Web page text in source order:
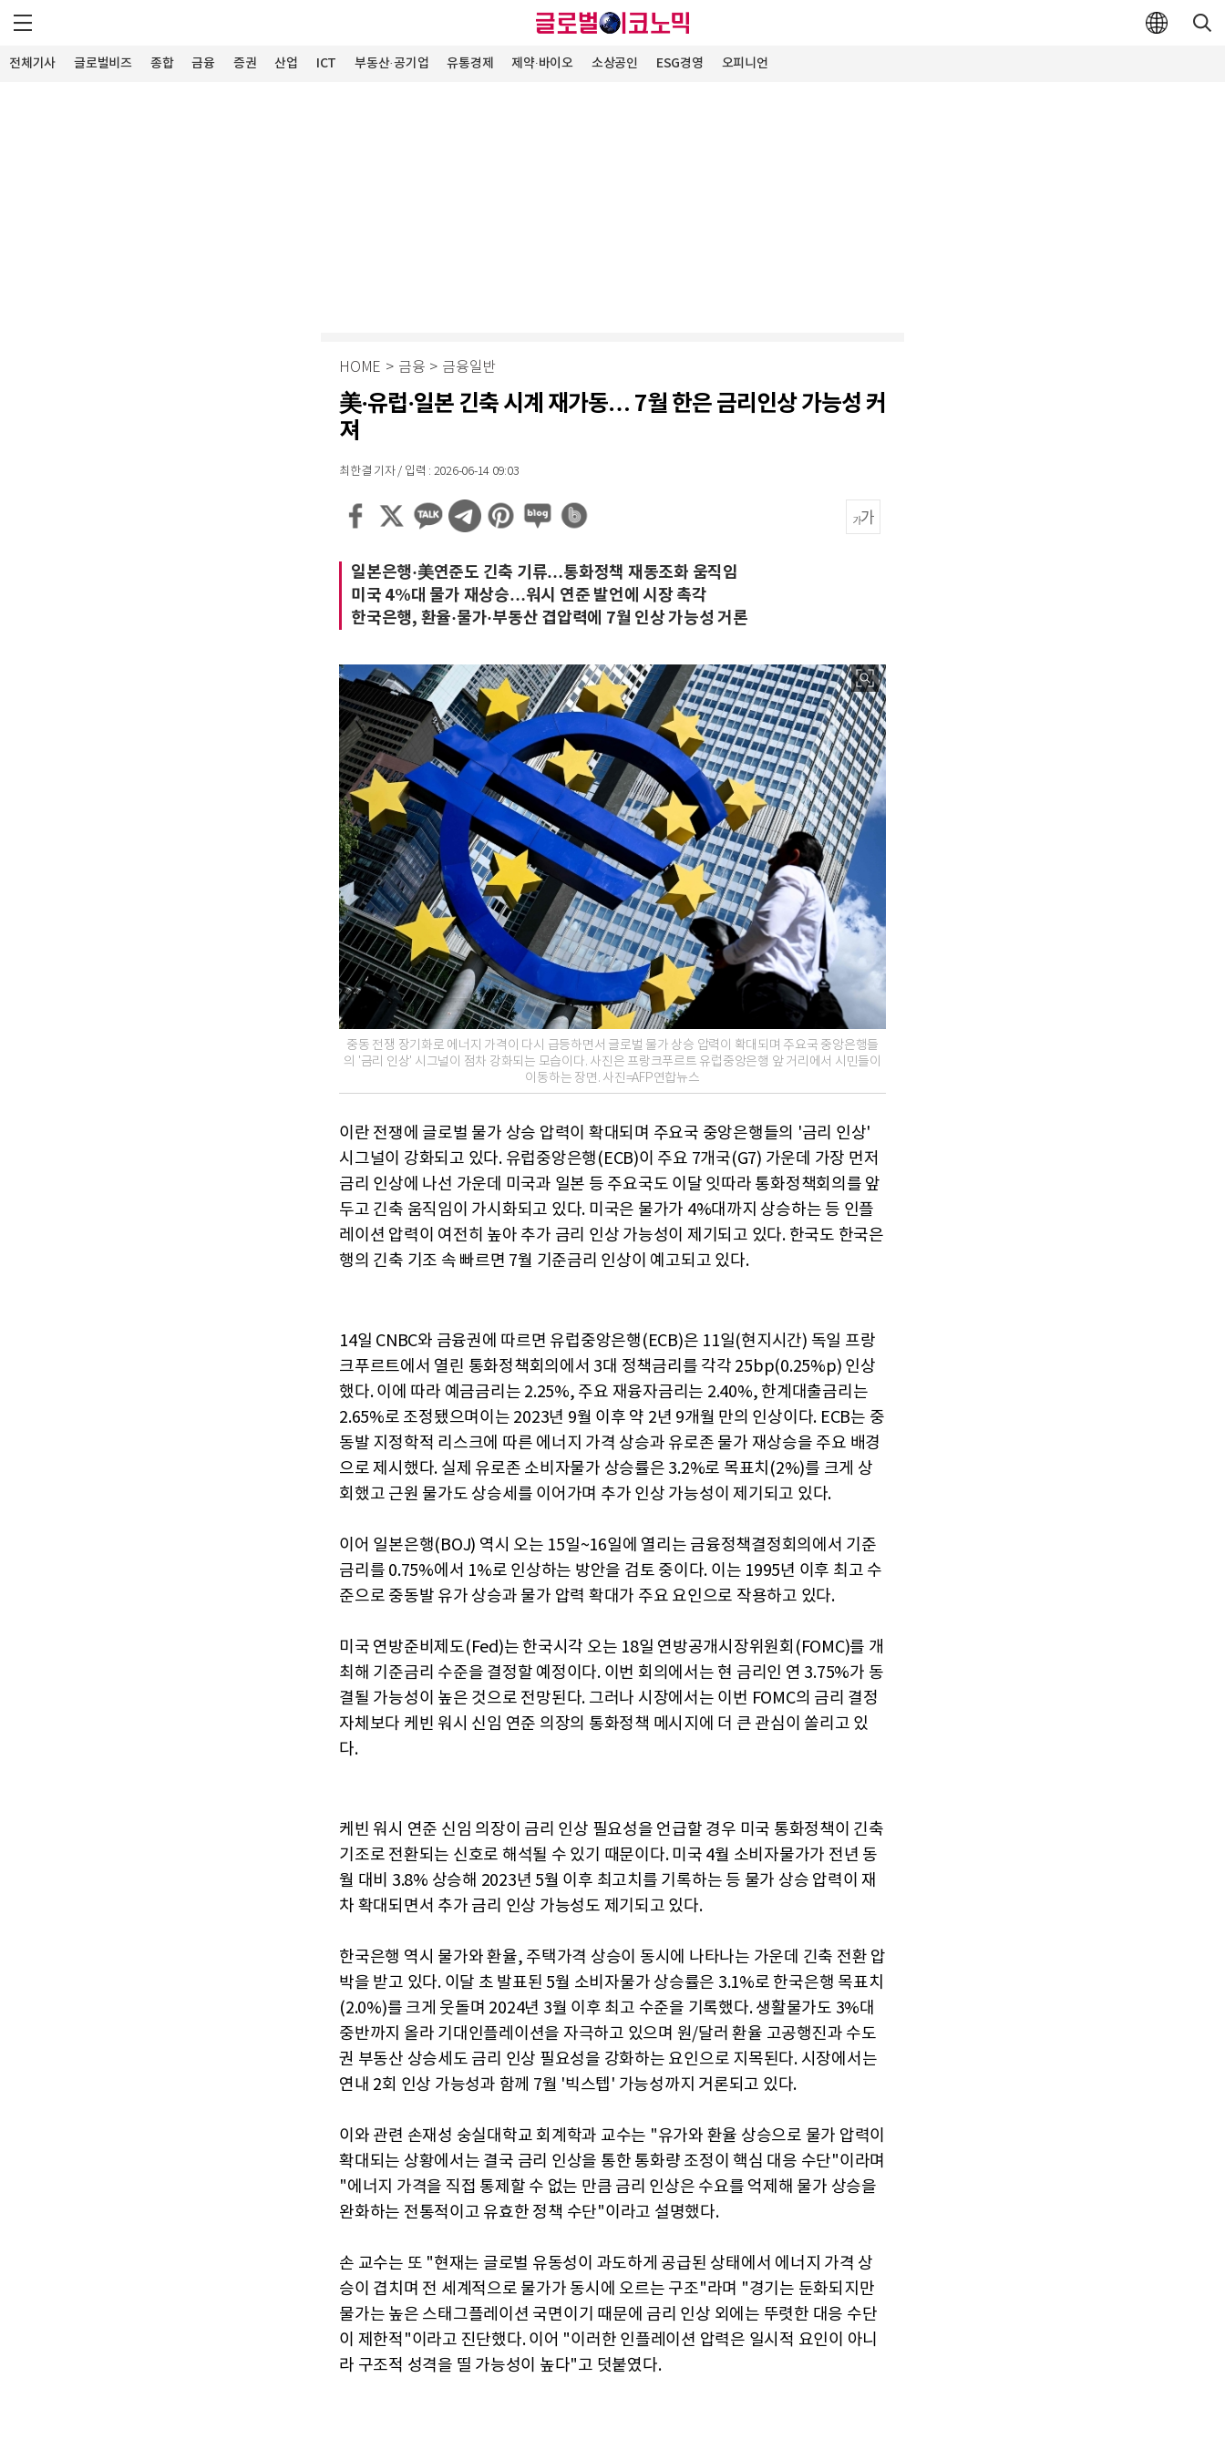
전체기사 글로벌비즈 종합 금융 증권 산업 ICT 부동산·공기업 유통경제 제약∙바이오 소상공인 ESG경영 오피니언
HOME > 금융 > 금융일반
美·유럽·일본 긴축 시계 재가동… 7월 한은 금리인상 가능성 커
져
최한결 기자 / 입력 : 2026-06-14 09:03
일본은행·美연준도 긴축 기류…통화정책 재동조화 움직임
미국 4%대 물가 재상승…워시 연준 발언에 시장 촉각
한국은행, 환율·물가·부동산 겹압력에 7월 인상 가능성 거론
중동 전쟁 장기화로 에너지 가격이 다시 급등하면서 글로벌 물가 상승 압력이 확대되며 주요국 중앙은행들
의 '금리 인상' 시그널이 점차 강화되는 모습이다. 사진은 프랑크푸르트 유럽중앙은행 앞 거리에서 시민들이
이동하는 장면. 사진=AFP연합뉴스
이란 전쟁에 글로벌 물가 상승 압력이 확대되며 주요국 중앙은행들의 '금리 인상'
시그널이 강화되고 있다. 유럽중앙은행(ECB)이 주요 7개국(G7) 가운데 가장 먼저
금리 인상에 나선 가운데 미국과 일본 등 주요국도 이달 잇따라 통화정책회의를 앞
두고 긴축 움직임이 가시화되고 있다. 미국은 물가가 4%대까지 상승하는 등 인플
레이션 압력이 여전히 높아 추가 금리 인상 가능성이 제기되고 있다. 한국도 한국은
행의 긴축 기조 속 빠르면 7월 기준금리 인상이 예고되고 있다.
14일 CNBC와 금융권에 따르면 유럽중앙은행(ECB)은 11일(현지시간) 독일 프랑
크푸르트에서 열린 통화정책회의에서 3대 정책금리를 각각 25bp(0.25%p) 인상
했다. 이에 따라 예금금리는 2.25%, 주요 재융자금리는 2.40%, 한계대출금리는
2.65%로 조정됐으며이는 2023년 9월 이후 약 2년 9개월 만의 인상이다. ECB는 중
동발 지정학적 리스크에 따른 에너지 가격 상승과 유로존 물가 재상승을 주요 배경
으로 제시했다. 실제 유로존 소비자물가 상승률은 3.2%로 목표치(2%)를 크게 상
회했고 근원 물가도 상승세를 이어가며 추가 인상 가능성이 제기되고 있다.
이어 일본은행(BOJ) 역시 오는 15일~16일에 열리는 금융정책결정회의에서 기준
금리를 0.75%에서 1%로 인상하는 방안을 검토 중이다. 이는 1995년 이후 최고 수
준으로 중동발 유가 상승과 물가 압력 확대가 주요 요인으로 작용하고 있다.
미국 연방준비제도(Fed)는 한국시각 오는 18일 연방공개시장위원회(FOMC)를 개
최해 기준금리 수준을 결정할 예정이다. 이번 회의에서는 현 금리인 연 3.75%가 동
결될 가능성이 높은 것으로 전망된다. 그러나 시장에서는 이번 FOMC의 금리 결정
자체보다 케빈 워시 신임 연준 의장의 통화정책 메시지에 더 큰 관심이 쏠리고 있
다.
케빈 워시 연준 신임 의장이 금리 인상 필요성을 언급할 경우 미국 통화정책이 긴축
기조로 전환되는 신호로 해석될 수 있기 때문이다. 미국 4월 소비자물가가 전년 동
월 대비 3.8% 상승해 2023년 5월 이후 최고치를 기록하는 등 물가 상승 압력이 재
차 확대되면서 추가 금리 인상 가능성도 제기되고 있다.
한국은행 역시 물가와 환율, 주택가격 상승이 동시에 나타나는 가운데 긴축 전환 압
박을 받고 있다. 이달 초 발표된 5월 소비자물가 상승률은 3.1%로 한국은행 목표치
(2.0%)를 크게 웃돌며 2024년 3월 이후 최고 수준을 기록했다. 생활물가도 3%대
중반까지 올라 기대인플레이션을 자극하고 있으며 원/달러 환율 고공행진과 수도
권 부동산 상승세도 금리 인상 필요성을 강화하는 요인으로 지목된다. 시장에서는
연내 2회 인상 가능성과 함께 7월 '빅스텝' 가능성까지 거론되고 있다.
이와 관련 손재성 숭실대학교 회계학과 교수는 "유가와 환율 상승으로 물가 압력이
확대되는 상황에서는 결국 금리 인상을 통한 통화량 조정이 핵심 대응 수단"이라며
"에너지 가격을 직접 통제할 수 없는 만큼 금리 인상은 수요를 억제해 물가 상승을
완화하는 전통적이고 유효한 정책 수단"이라고 설명했다.
손 교수는 또 "현재는 글로벌 유동성이 과도하게 공급된 상태에서 에너지 가격 상
승이 겹치며 전 세계적으로 물가가 동시에 오르는 구조"라며 "경기는 둔화되지만
물가는 높은 스태그플레이션 국면이기 때문에 금리 인상 외에는 뚜렷한 대응 수단
이 제한적"이라고 진단했다. 이어 "이러한 인플레이션 압력은 일시적 요인이 아니
라 구조적 성격을 띨 가능성이 높다"고 덧붙였다.